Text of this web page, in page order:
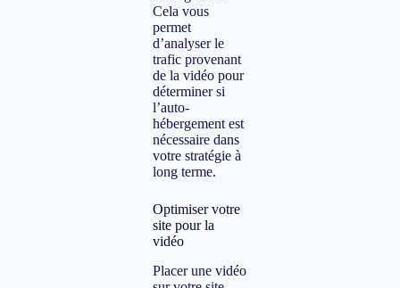
Cela vous
permet
d’analyser le
trafic provenant
de la vidéo pour
déterminer si
l’auto-
hébergement est
nécessaire dans
votre stratégie à
long terme.
Optimiser votre
site pour la
vidéo
Placer une vidéo